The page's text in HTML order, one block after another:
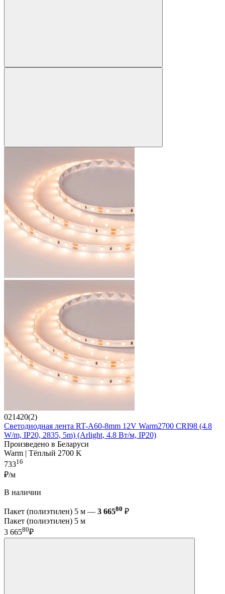
021420(2)
Светодиодная лента RT-A60-8mm 12V Warm2700 CRI98 (4.8
W/m, IP20, 2835, 5m) (Arlight, 4.8 Вт/м, IP20)
Произведено в Беларуси
Warm | Тёплый 2700 K
73316
₽/м
В наличии
Пакет (полиэтилен) 5 м — 3 66580 ₽
Пакет (полиэтилен) 5 м
3 66580₽